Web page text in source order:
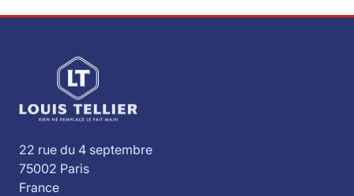
22 rue du 4 septembre
75002 Paris
France